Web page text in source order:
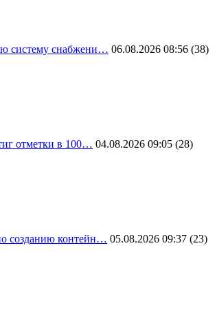
систему снабжени… 06.08.2026 08:56 (38)
отметки в 100… 04.08.2026 09:05 (28)
созданию контейн… 05.08.2026 09:37 (23)